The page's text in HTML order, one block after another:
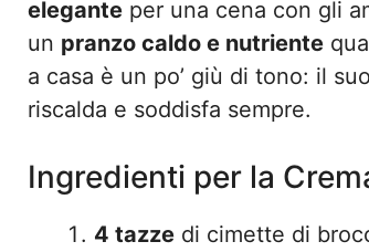
elegante per una cena con gli
un pranzo caldo e nutriente
a casa è un po’ giù di tono: il
riscalda e soddisfa sempre.
Ingredienti per la
4 tazze di cimette di